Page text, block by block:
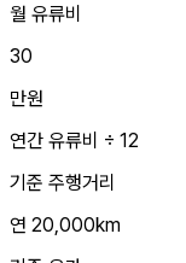
월 유류비
30
만원
연간 유류비 ÷ 12
기준 주행거리
연 20,000km